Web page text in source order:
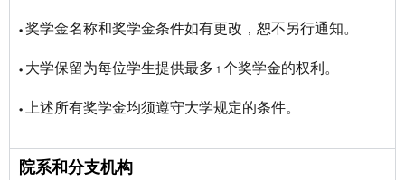
• 奖学金名称和奖学金条件如有更改，恕不另行通知。
• 大学保留为每位学生提供最多 1 个奖学金的权利。
• 上述所有奖学金均须遵守大学规定的条件。
院系和分支机构